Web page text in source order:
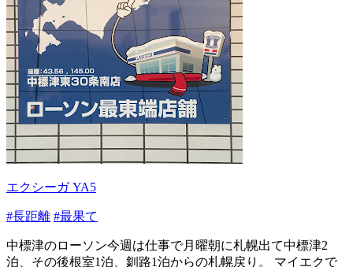
エクシーガ YA5
#長距離 #最果て
中標津のローソン今週は仕事で月曜朝に札幌出て中標津2
泊、その後根室1泊、釧路1泊からの札幌戻り。 マイエクで